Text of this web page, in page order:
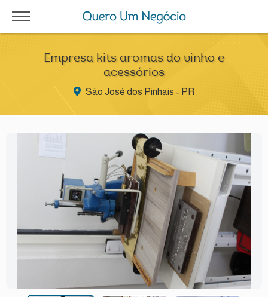
Empresa kits aromas do vinho e
acessórios
São José dos Pinhais - PR